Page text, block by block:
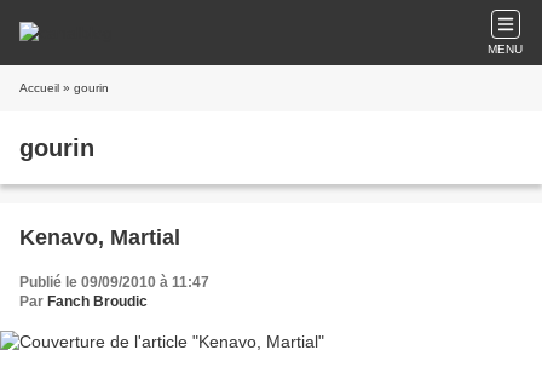
MENU
Accueil » gourin
gourin
Kenavo, Martial
Publié le 09/09/2010 à 11:47
Par Fanch Broudic